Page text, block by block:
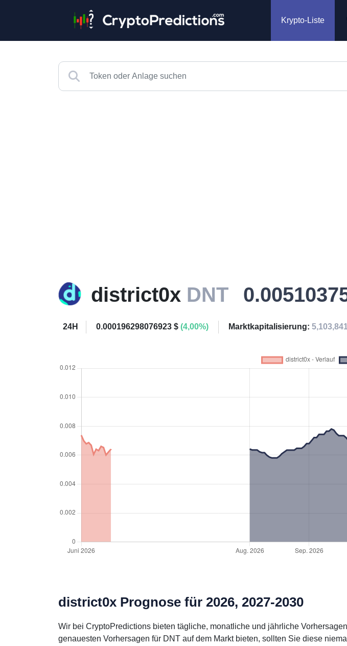
Krypto-Liste
district0x DNT
24H 0.000196298076923 $ (4,00%) Marktkapitalisierung:
district0x Prognose für 2026, 2027-2030
Wir bei CryptoPredictions bieten tägliche, monatliche und jährliche
genauesten Vorhersagen für DNT auf dem Markt bieten, sollten Sie diese